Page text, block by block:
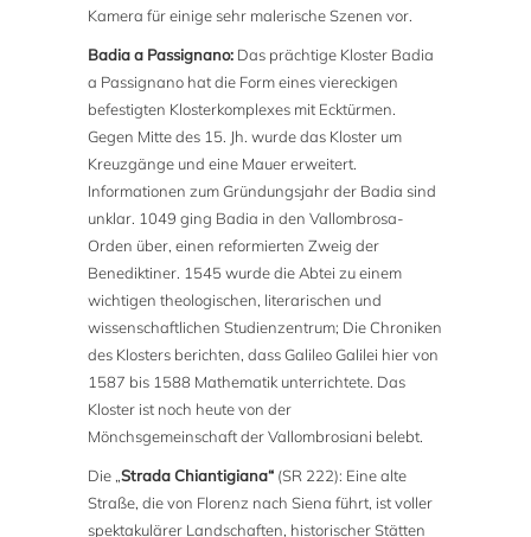
Kamera für einige sehr malerische Szenen vor.
Badia a Passignano: Das prächtige Kloster Badia
a Passignano hat die Form eines viereckigen
befestigten Klosterkomplexes mit Ecktürmen.
Gegen Mitte des 15. Jh. wurde das Kloster um
Kreuzgänge und eine Mauer erweitert.
Informationen zum Gründungsjahr der Badia sind
unklar. 1049 ging Badia in den Vallombrosa-
Orden über, einen reformierten Zweig der
Benediktiner. 1545 wurde die Abtei zu einem
wichtigen theologischen, literarischen und
wissenschaftlichen Studienzentrum; Die Chroniken
des Klosters berichten, dass Galileo Galilei hier von
1587 bis 1588 Mathematik unterrichtete. Das
Kloster ist noch heute von der
Mönchsgemeinschaft der Vallombrosiani belebt.
Die „Strada Chiantigiana“ (SR 222): Eine alte
Straße, die von Florenz nach Siena führt, ist voller
spektakulärer Landschaften, historischer Stätten